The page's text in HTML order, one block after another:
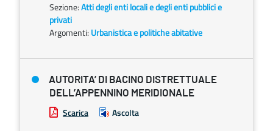
Sezione:Atti degli enti locali e degli enti pubblici e
privati
Argomenti: Urbanistica e politiche abitative
AUTORITA’ DI BACINO DISTRETTUALE
DELL’APPENNINO MERIDIONALE
Scarica Ascolta